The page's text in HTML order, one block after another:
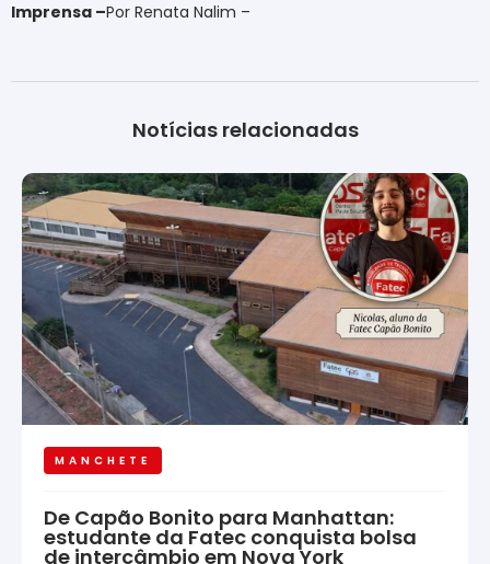
Imprensa –Por Renata Nalim –
Notícias relacionadas
MANCHETE
De Capão Bonito para Manhattan:
estudante da Fatec conquista bolsa
de intercâmbio em Nova York